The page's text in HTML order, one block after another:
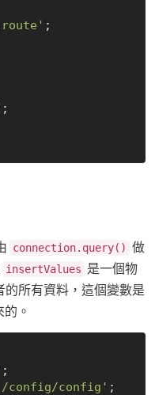
;
connection.query() 做
insertValues 是一個物
所有資料，這個變數是
。
config' ;